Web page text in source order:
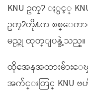
KNU ဥကၠ႒ ႏွင့္
ဥကၠ႒တို႔က စစ္ေကာ
မည္ဟု ထုတ္ျပန္ခဲ့သည္။
ထိုအေနအထားမ်ား
အက်င္းတြင္ KNU ဗ